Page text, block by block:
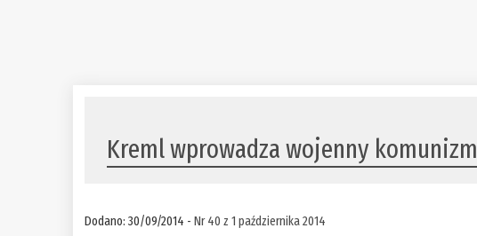
Kreml wprowadza wojenny komunizm
Dodano: 30/09/2014 -Nr 40 z 1 października 2014